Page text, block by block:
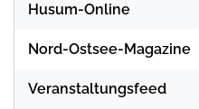
Husum-Online
Nord-Ostsee-Magazine
Veranstaltungsfeed